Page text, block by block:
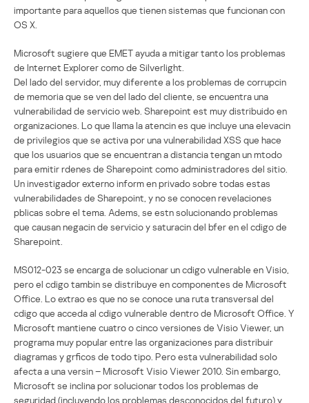
importante para aquellos que tienen sistemas que funcionan con
OS X.
Microsoft sugiere que EMET ayuda a mitigar tanto los problemas
de Internet Explorer como de Silverlight.
Del lado del servidor, muy diferente a los problemas de corrupcin
de memoria que se ven del lado del cliente, se encuentra una
vulnerabilidad de servicio web. Sharepoint est muy distribuido en
organizaciones. Lo que llama la atencin es que incluye una elevacin
de privilegios que se activa por una vulnerabilidad XSS que hace
que los usuarios que se encuentran a distancia tengan un mtodo
para emitir rdenes de Sharepoint como administradores del sitio.
Un investigador externo inform en privado sobre todas estas
vulnerabilidades de Sharepoint, y no se conocen revelaciones
pblicas sobre el tema. Adems, se estn solucionando problemas
que causan negacin de servicio y saturacin del bfer en el cdigo de
Sharepoint.
MS012-023 se encarga de solucionar un cdigo vulnerable en Visio,
pero el cdigo tambin se distribuye en componentes de Microsoft
Office. Lo extrao es que no se conoce una ruta transversal del
cdigo que acceda al cdigo vulnerable dentro de Microsoft Office. Y
Microsoft mantiene cuatro o cinco versiones de Visio Viewer, un
programa muy popular entre las organizaciones para distribuir
diagramas y grficos de todo tipo. Pero esta vulnerabilidad solo
afecta a una versin – Microsoft Visio Viewer 2010. Sin embargo,
Microsoft se inclina por solucionar todos los problemas de
seguridad (incluyendo los problemas desconocidos del futuro) y